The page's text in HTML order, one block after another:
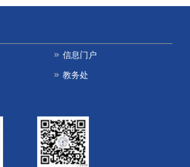
信息门户
教务处